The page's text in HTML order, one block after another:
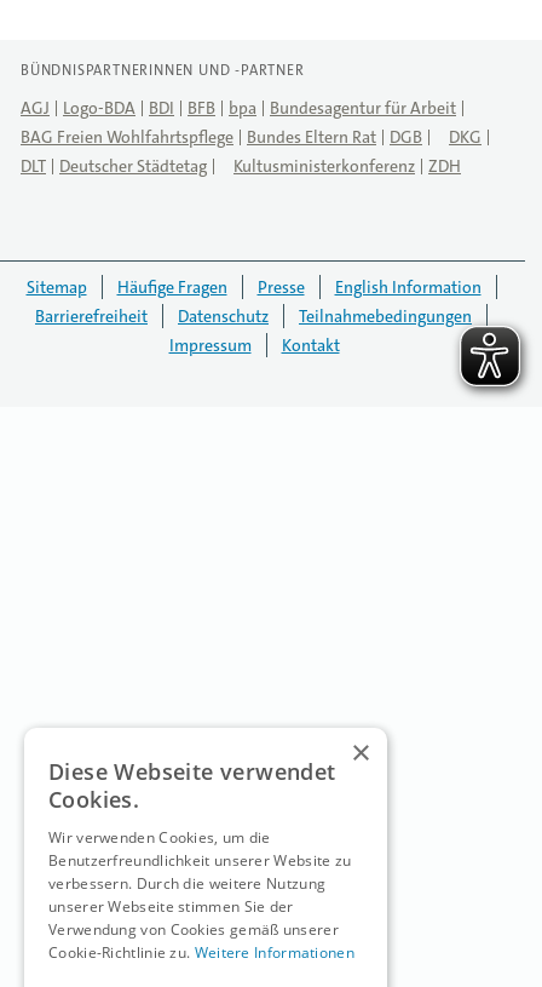
BÜNDNISPARTNERINNEN UND -PARTNER
AGJ Logo-BDA BDI BFB bpa
Bundesagentur für Arbeit
BAG Freien Wohlfahrtspflege
Bundes Eltern Rat DGB
DKG
DLT
Deutscher Städtetag Kultusministerkonferenz ZDH
Sitemap Häufige Fragen Presse
English Information
Barrierefreiheit
Datenschutz
Teilnahmebedingungen
Impressum
Kontakt
×
Diese Webseite verwendet
Cookies.
Wir verwenden Cookies, um die
Benutzerfreundlichkeit unserer Website zu
verbessern. Durch die weitere Nutzung
unserer Webseite stimmen Sie der
Verwendung von Cookies gemäß unserer
Cookie-Richtlinie zu. Weitere Informationen